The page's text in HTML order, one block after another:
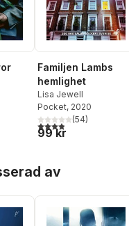
Totalt antal röster:
Familjen Lambs
hemlighet
Lisa Jewell
Pocket, 2020
3,9utav 5 stjärnor.
(54)
99 kr
av